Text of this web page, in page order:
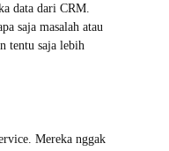
data dari CRM.
saja masalah atau
tentu saja lebih
Mereka nggak